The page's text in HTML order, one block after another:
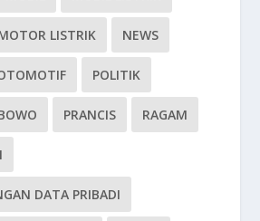
LISTRIK NEWS
POLITIK
PRANCIS RAGAM
DATA PRIBADI